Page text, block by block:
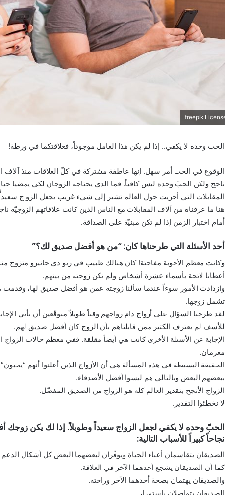
الحب وحده لا يكفي.. إذا لم يكن هذا العامل موجوداً، فعلاقتكما في ورطة!
الوقوع في الحب أمر سهل. إنها عاطفة مشتركة في كلّ العلاقات منذ آلاف
ناجح ولكن الحبّ وحده ليس كافياً. فما الذي يحتاجه الزوجان لكي يمضيا
المقابلات التي أجريت حول العالم تشير إلى شيء غريب يجعل الزواج
هنا ما عرفناه من آلاف المقابلات مع الناس الذين كانت علاقاتهم الزوجيّة
أمام اختبار الزمن إذا لم تكن مبنيّة على الصداقة.
أحد الأسئلة التي طرحناها كان: “من هو أفضل صديق لك؟”
أعطانا لائحة بأسماء عشرة أشخاص ولم تكن زوجته من بينهم.
وازدادت الأمور سوءاً عندما سألنا زوجته عمن هو أفضل صديق لها،
تشمل زوجها.
لقد طرحنا السؤال على أزواج دام زواجهم وقتاً طويلاً متوقّعين أن تأتي
للأسف لم يعترف الكثير ممن قابلناهم بأن الزوج كان أفضل صديق لهم.
الإجابة عن الأسئلة الأخرى كانت هي أيضاً مقلقة. ففي معظم حالات الزواج
مغرمان.
الحقيقة البسيطة في هذه المسألة هي أن الأزواج الذين أعلنوا أنهم
ببعضهم البعض وبالتالي هم ليسوا أفضل الأصدقاء.
الزواج الأنجح بتقدير العالم كله هو الزواج من الصديق المفضّل.
لا نخطئوا التقدير.
الحبّ وحده لا يكفي لجعل الزواج سعيداً وطويلاً. إذا لك يكن
نجاحاً كبيراً للأسباب التالية:
الصديقان يتقاسمان أعباء الحياة ويوفّران لبعضهما البعض كل أشكال الدعم
كما أن الصديقان يشجع أحدهما الآخر في العلاقة.
والصديقان يهتمان بصحة أحدهما الآخر وراحته.
الصديقان يتواصلان باستمرار.